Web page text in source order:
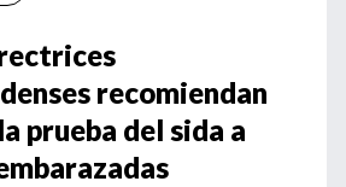
recomiendan
prueba del sida a